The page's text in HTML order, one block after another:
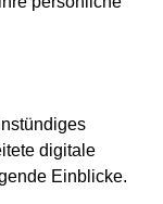
digitale
Einblicke.